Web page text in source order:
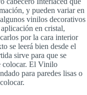
y pueden variar en
vinilos decorativos
en cristal,
por la cara interior
se leerá bien desde el
sirve para que se
colocar. El Vinilo
para paredes lisas o